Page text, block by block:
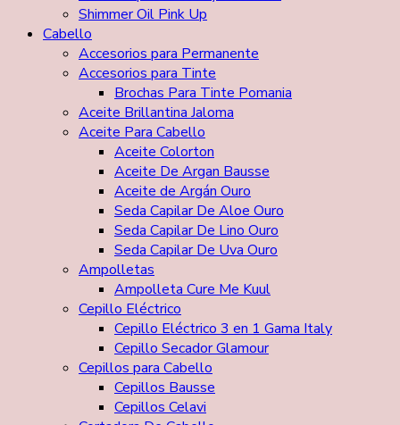
Shimmer Oil Pink Up
Cabello
Accesorios para Permanente
Accesorios para Tinte
Brochas Para Tinte Pomania
Aceite Brillantina Jaloma
Aceite Para Cabello
Aceite Colorton
Aceite De Argan Bausse
Aceite de Argán Ouro
Seda Capilar De Aloe Ouro
Seda Capilar De Lino Ouro
Seda Capilar De Uva Ouro
Ampolletas
Ampolleta Cure Me Kuul
Cepillo Eléctrico
Cepillo Eléctrico 3 en 1 Gama Italy
Cepillo Secador Glamour
Cepillos para Cabello
Cepillos Bausse
Cepillos Celavi